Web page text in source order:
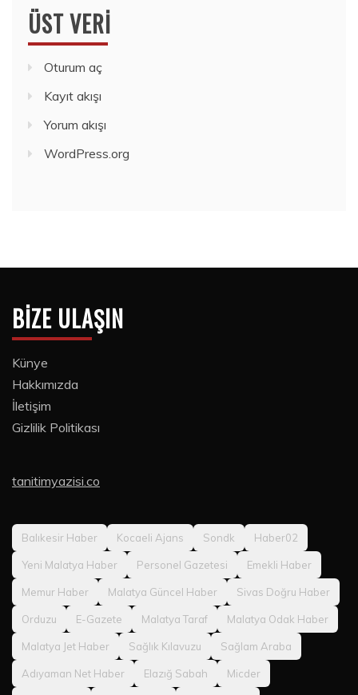
ÜST VERI
Oturum aç
Kayıt akışı
Yorum akışı
WordPress.org
BIZE ULAŞIN
Künye
Hakkımızda
İletişim
Gizlilik Politikası
tanitimyazisi.co
Balıkesir Haber Kocaeli Ajans Sondk Haber02
Yeni Malatya Haber Personel Gazetesi Emekli Haber
Memur Haber Malatya Güncel Haber Sivas Doğru Haber
Orduzu E-Gazete Malatya Taraf Malatya Odak Haber
Malatya Jet Haber Sağlık Kılavuzu Sağlam Araba
Adıyaman Net Haber Elazığ Sabah Micder